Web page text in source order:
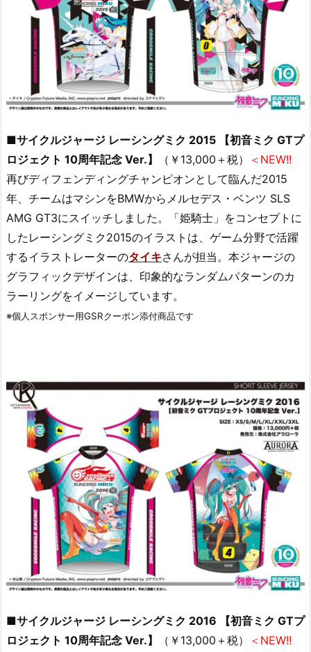
■サイクルジャージ レーシングミク 2015 【初音ミク GTプ
ロジェクト 10周年記念 Ver.】
（￥13,000＋税）
＜NEW!!
再びディフェンディングチャンピオンとして臨んだ2015
年、チームはマシンをBMWからメルセデス・ベンツ SLS
AMG GT3にスイッチしました。「姫騎士」をコンセプトに
したレーシングミク2015のイラストは、ゲーム分野で活躍
するイラストレーターのタイキさんが担当。本ジャージの
グラフィックデザインは、印象的なランダムパターンのカ
ラーリングをイメージしています。
※個人スポンサー用GSRクーポン添付商品です
■サイクルジャージ レーシングミク 2016 【初音ミク GTプ
ロジェクト 10周年記念 Ver.】
（￥13,000＋税） ＜NEW!!